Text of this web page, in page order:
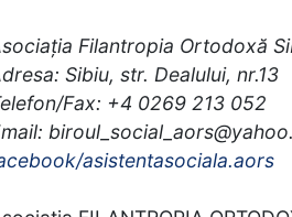
Filantropia Ortodoxă
Sibiu, str. Dealului, nr.13
Fax: +4 0269 213 052
asistentasociala.aors